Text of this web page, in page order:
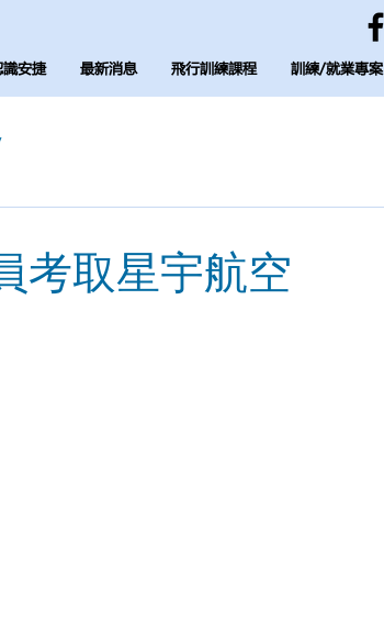
識安捷 最新消息 飛行訓練課程 訓練/就業專案
考取星宇航空